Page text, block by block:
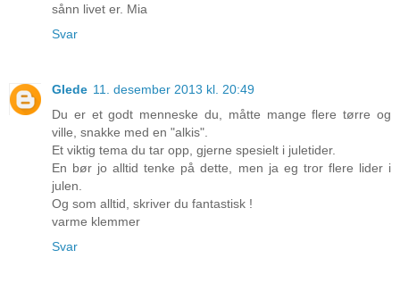
sånn livet er. Mia
Svar
Glede 11. desember 2013 kl. 20:49
Du er et godt menneske du, måtte mange flere tørre og
ville, snakke med en "alkis".
Et viktig tema du tar opp, gjerne spesielt i juletider.
En bør jo alltid tenke på dette, men ja eg tror flere lider i
julen.
Og som alltid, skriver du fantastisk !
varme klemmer
Svar